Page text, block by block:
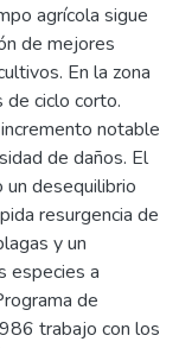
agrícola sigue
de mejores
En la zona
ciclo corto.
notable
de daños. El
un desequilibrio
resurgencia de
y un
especies a
de
trabajo con los